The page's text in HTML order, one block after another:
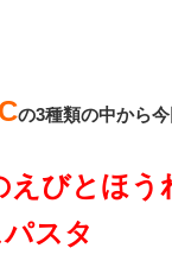
の3種類の中から今
えびとほう
スタ